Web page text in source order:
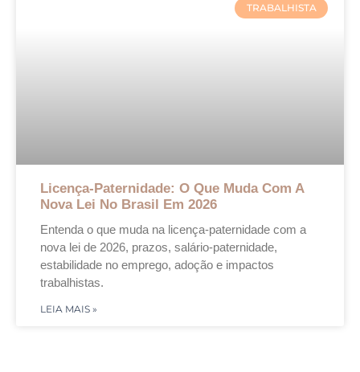
TRABALHISTA
Licença-Paternidade: O Que Muda Com A
Nova Lei No Brasil Em 2026
Entenda o que muda na licença-paternidade com a
nova lei de 2026, prazos, salário-paternidade,
estabilidade no emprego, adoção e impactos
trabalhistas.
LEIA MAIS »